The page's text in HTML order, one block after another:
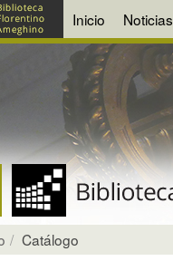
Inicio Noticias
Catálogo